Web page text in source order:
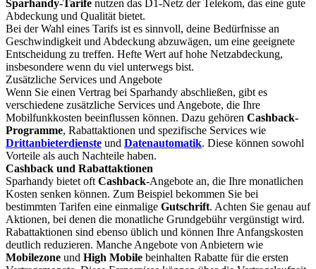
Sparhandy-Tarife nutzen das D1-Netz der Telekom, das eine gute
Abdeckung und Qualität bietet.
Bei der Wahl eines Tarifs ist es sinnvoll, deine Bedürfnisse an
Geschwindigkeit und Abdeckung abzuwägen, um eine geeignete
Entscheidung zu treffen. Hefte Wert auf hohe Netzabdeckung,
insbesondere wenn du viel unterwegs bist.
Zusätzliche Services und Angebote
Wenn Sie einen Vertrag bei Sparhandy abschließen, gibt es
verschiedene zusätzliche Services und Angebote, die Ihre
Mobilfunkkosten beeinflussen können. Dazu gehören Cashback-
Programme, Rabattaktionen und spezifische Services wie
Drittanbieterdienste und Datenautomatik. Diese können sowohl
Vorteile als auch Nachteile haben.
Cashback und Rabattaktionen
Sparhandy bietet oft Cashback-Angebote an, die Ihre monatlichen
Kosten senken können. Zum Beispiel bekommen Sie bei
bestimmten Tarifen eine einmalige Gutschrift. Achten Sie genau auf
Aktionen, bei denen die monatliche Grundgebühr vergünstigt wird.
Rabattaktionen sind ebenso üblich und können Ihre Anfangskosten
deutlich reduzieren. Manche Angebote von Anbietern wie
Mobilezone und High Mobile beinhalten Rabatte für die ersten